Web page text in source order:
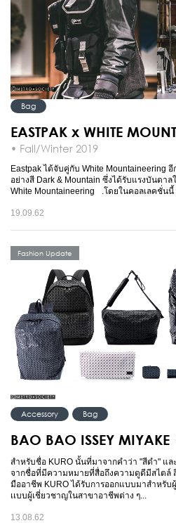
Bag
EASTPAK x WHITE
• Fall/Winter 2019
Eastpak ได้จับคู่กับ White Mountaineering
อย่างสี Dark & Mountain ซึ่งได้รับแรงบันดา
White Mountaineering .โดยในคอลเลคชั่น
19.09.62
Fashion Update
Accessory Bag
BAO BAO ISSEY MIYAKE
สำหรับชื่อ KURO นั้นที่มาจากคำว่า "สีดำ" แ
จากชื่อที่มีความหมายที่สื่อถึงความดูดีมีสไตล์
มืออาชีพ KURO ได้รับการออกแบบมาสำหรับ
เเบบผู้เชี่ยวชาญในสาขาอาชีพต่าง ๆ...
13.08.62